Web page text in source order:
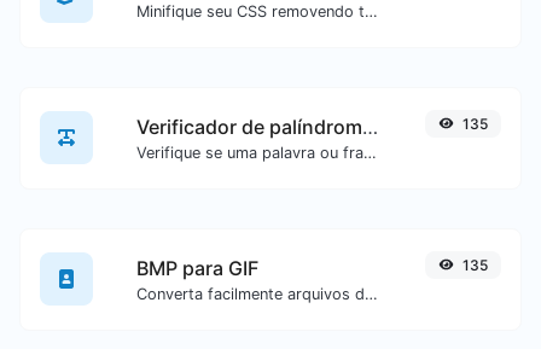
Minifique seu CSS removendo todos os caracteres desnecessários.
Verificador de palíndromos
Verifique se uma palavra ou frase é um palíndromo (se ela é lida da mesma forma de trás para frente).
135
BMP para GIF
Converta facilmente arquivos de imagem BMP para GIF.
135